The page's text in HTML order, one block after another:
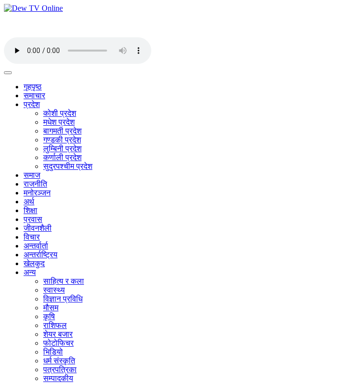
गृहपृष्ठ
समाचार
प्रदेश
कोशी प्रदेश
मधेश प्रदेश
बागमती प्रदेश
गण्डकी प्रदेश
लुम्बिनी प्रदेश
कर्णाली प्रदेश
सुदुरपश्चीम प्रदेश
समाज
राजनीति
मनोरञ्जन
अर्थ
शिक्षा
प्रवास
जीवनशैली
विचार
अन्तर्वार्ता
अन्तर्राष्ट्रिय
खेलकुद
अन्य
साहित्य र कला
स्वास्थ्य
विज्ञान प्रविधि
मौसम
कृषि
राशिफल
शेयर बजार
फोटोफिचर
भिडियो
धर्म संस्कृति
पत्रपत्रिका
सम्पादकीय